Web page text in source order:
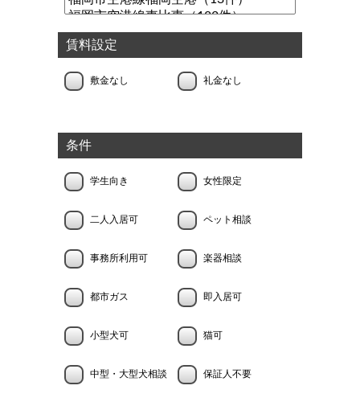
賃料設定
敷金なし 礼金なし
条件
学生向き 女性限定
二人入居可 ペット相談
事務所利用可 楽器相談
都市ガス 即入居可
小型犬可 猫可
中型・大型犬相談 保証人不要